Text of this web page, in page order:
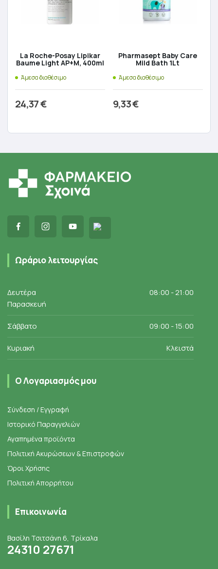
La Roche-Posay Lipikar
Baume Light AP+M, 400ml
Άμεσα διαθέσιμο
24,37€
Pharmasept Baby Care
Mild Bath 1Lt
Άμεσα διαθέσιμο
9,33€
Ωράριο λειτουργίας
Δευτέρα
Παρασκευή
08:00 - 21:00
Σάββατο 09:00 - 15:00
Κυριακή Κλειστά
Ο Λογαριασμός μου
Σύνδεση / Εγγραφή
Ιστορικό Παραγγελιών
Αγαπημένα προϊόντα
Πολιτική Ακυρώσεων & Επιστροφών
Όροι Χρήσης
Πολιτική Απορρήτου
Επικοινωνία
Βασίλη Τσιτσάνη 6, Τρίκαλα
24310 27671